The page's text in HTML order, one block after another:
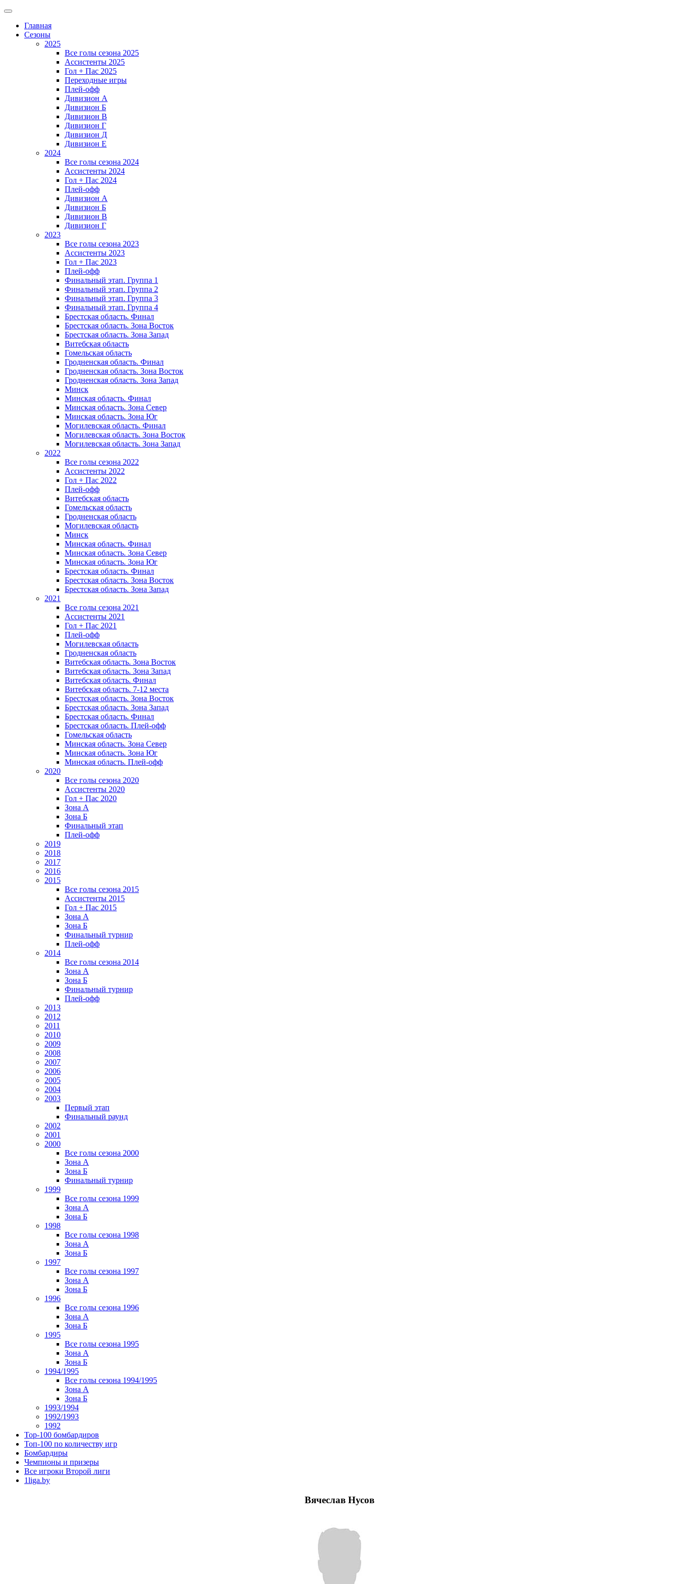
Главная
Сезоны
2025
Все голы сезона 2025
Ассистенты 2025
Гол + Пас 2025
Переходные игры
Плей-офф
Дивизион A
Дивизион Б
Дивизион В
Дивизион Г
Дивизион Д
Дивизион Е
2024
Все голы сезона 2024
Ассистенты 2024
Гол + Пас 2024
Плей-офф
Дивизион A
Дивизион Б
Дивизион В
Дивизион Г
2023
Все голы сезона 2023
Ассистенты 2023
Гол + Пас 2023
Плей-офф
Финальный этап. Группа 1
Финальный этап. Группа 2
Финальный этап. Группа 3
Финальный этап. Группа 4
Брестская область. Финал
Брестская область. Зона Восток
Брестская область. Зона Запад
Витебская область
Гомельская область
Гродненская область. Финал
Гродненская область. Зона Восток
Гродненская область. Зона Запад
Минск
Минская область. Финал
Минская область. Зона Север
Минская область. Зона Юг
Могилевская область. Финал
Могилевская область. Зона Восток
Могилевская область. Зона Запад
2022
Все голы сезона 2022
Ассистенты 2022
Гол + Пас 2022
Плей-офф
Витебская область
Гомельская область
Гродненская область
Могилевская область
Минск
Mинская область. Финал
Минская область. Зона Север
Минская область. Зона Юг
Брестская область. Финал
Брестская область. Зона Восток
Брестская область. Зона Запад
2021
Все голы сезона 2021
Ассистенты 2021
Гол + Пас 2021
Плей-офф
Могилевская область
Гродненская область
Витебская область. Зона Восток
Витебская область. Зона Запад
Витебская область. Финал
Витебская область. 7-12 места
Брестская область. Зона Восток
Брестская область. Зона Запад
Брестская область. Финал
Брестская область. Плей-офф
Гомельская область
Минская область. Зона Север
Минская область. Зона Юг
Минская область. Плей-офф
2020
Все голы сезона 2020
Ассистенты 2020
Гол + Пас 2020
Зона А
Зона Б
Финальный этап
Плей-офф
2019
2018
2017
2016
2015
Все голы сезона 2015
Ассистенты 2015
Гол + Пас 2015
Зона А
Зона Б
Финальный турнир
Плей-офф
2014
Все голы сезона 2014
Зона А
Зона Б
Финальный турнир
Плей-офф
2013
2012
2011
2010
2009
2008
2007
2006
2005
2004
2003
Первый этап
Финальный раунд
2002
2001
2000
Все голы сезона 2000
Зона А
Зона Б
Финальный турнир
1999
Все голы сезона 1999
Зона А
Зона Б
1998
Все голы сезона 1998
Зона А
Зона Б
1997
Все голы сезона 1997
Зона А
Зона Б
1996
Все голы сезона 1996
Зона А
Зона Б
1995
Все голы сезона 1995
Зона А
Зона Б
1994/1995
Все голы сезона 1994/1995
Зона А
Зона Б
1993/1994
1992/1993
1992
Top-100 бомбардиров
Топ-100 по количеству игр
Бомбардиры
Чемпионы и призеры
Все игроки Второй лиги
1liga.by
Вячеслав Нусов